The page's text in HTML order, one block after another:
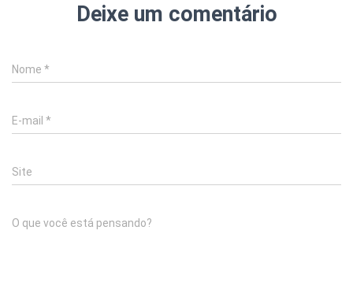
Deixe um comentário
Nome *
E-mail *
Site
O que você está pensando?